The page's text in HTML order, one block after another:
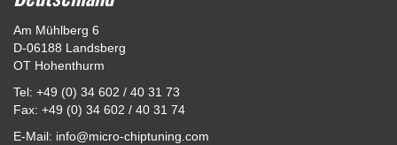
Am Mühlberg 6
D-06188 Landsberg
OT Hohenthurm
Tel: +49 (0) 34 602 / 40 31 73
Fax: +49 (0) 34 602 / 40 31 74
E-Mail: info@micro-chiptuning.com